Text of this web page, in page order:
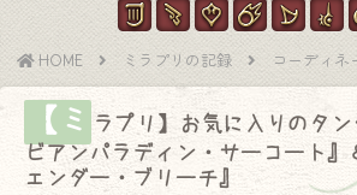
HOME ミラプリの記録 コーディネ
【ミ ラプリ】お気に入りのタ
ビアンパラディン・サーコート』
ェンダー・ブリーチ』